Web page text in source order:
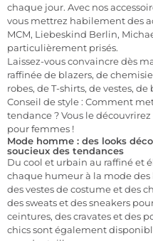
chaque jour. Avec nos
vous mettrez habilement des
MCM, Liebeskind Berlin,
particulièrement prisés.
Laissez-vous convaincre dès
raffinée de blazers, de
robes, de T-shirts, de vestes,
Conseil de style : Comment
tendance ? Vous le
pour femmes !
Mode homme : des looks
soucieux des tendances
Du cool et urbain au raffiné et
chaque humeur à la mode
des vestes de costume et des
des sweats et des sneakers
ceintures, des cravates et des
chics sont également